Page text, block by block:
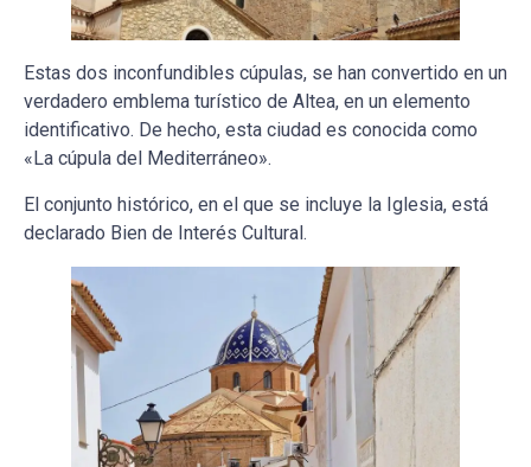
Estas dos inconfundibles cúpulas, se han convertido en un
verdadero emblema turístico de Altea, en un elemento
identificativo. De hecho, esta ciudad es conocida como
«La cúpula del Mediterráneo».
El conjunto histórico, en el que se incluye la Iglesia, está
declarado Bien de Interés Cultural.